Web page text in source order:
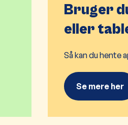
Bruger
eller
Så kan du hente
Se mere her